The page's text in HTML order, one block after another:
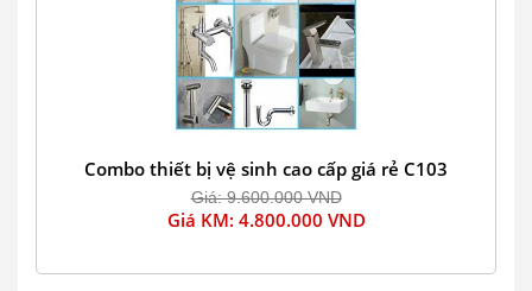
Combo thiết bị vệ sinh cao cấp giá rẻ C103
Giá: 9.600.000 VND
Giá KM: 4.800.000 VND